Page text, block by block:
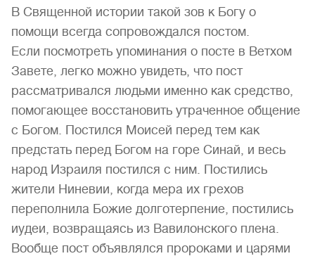
В Священной истории такой зов к Богу о
помощи всегда сопровождался постом.
Если посмотреть упоминания о посте в Ветхом
Завете, легко можно увидеть, что пост
рассматривался людьми именно как средство,
помогающее восстановить утраченное общение
с Богом. Постился Моисей перед тем как
предстать перед Богом на горе Синай, и весь
народ Израиля постился с ним. Постились
жители Ниневии, когда мера их грехов
переполнила Божие долготерпение, постились
иудеи, возвращаясь из Вавилонского плена.
Вообще пост объявлялся пророками и царями